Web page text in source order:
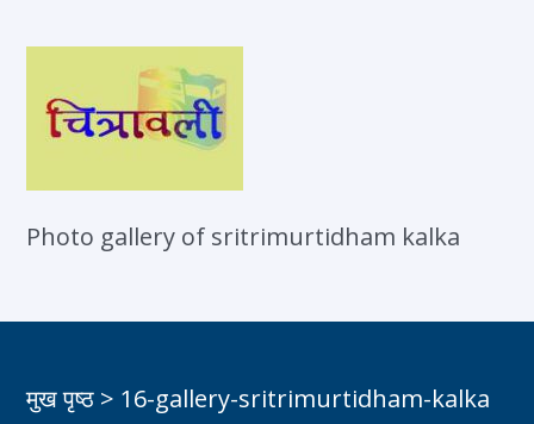
Photo gallery of sritrimurtidham kalka
मुख पृष्ठ > 16-gallery-sritrimurtidham-kalka